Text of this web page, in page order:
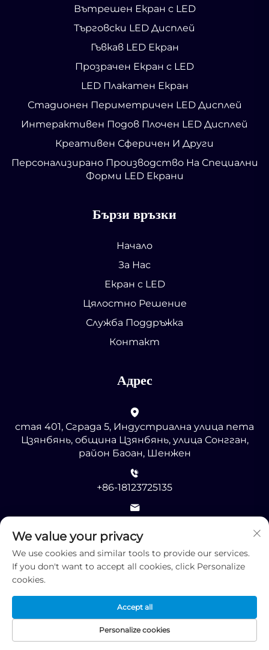
Вътрешен Екран с LED
Търговски LED Дисплей
Гъвкав LED Екран
Прозрачен Екран с LED
LED Плакатен Екран
Стадионен Периметричен LED Дисплей
Интерактивен Подов Плочен LED Дисплей
Креативен Сферичен И Други
Персонализирано Производство На Специални
Форми LED Екрани
Бързи връзки
Начало
За Нас
Екран с LED
Цялостно Решение
Служба Поддръжка
Контакт
Адрес
стая 401, Сграда 5, Индустриална улица пета
Цзянбянь, община Цзянбянь, улица Сонгган,
район Баоан, Шенжен
+86-18123725135
© Всички права запазени 2025 от Шенжен RMG
Оптоелектроникс КО., ООД -
поверителност
We value your privacy
We use cookies and similar tools to provide our services.
If you don't want to accept all cookies, click Personalize
cookies.
Personalize cookies
Accept all